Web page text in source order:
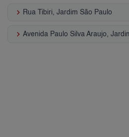
keyboard_arrow_right Rua Tibiri, Jardim São Paulo
keyboard_arrow_right Avenida Paulo Silva Araujo,